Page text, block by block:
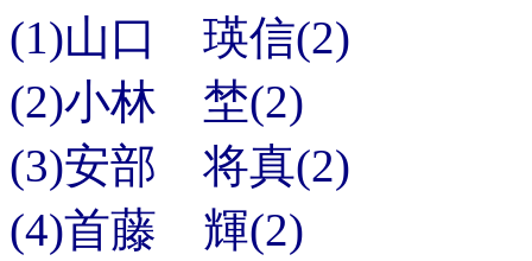
(1)山口 瑛信(2)
(2)小林 埜(2)
(3)安部 将真(2)
(4)首藤 輝(2)